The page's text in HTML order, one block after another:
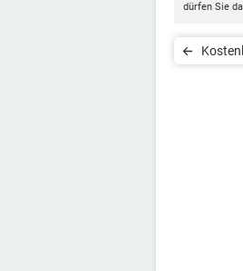
dürfen Sie